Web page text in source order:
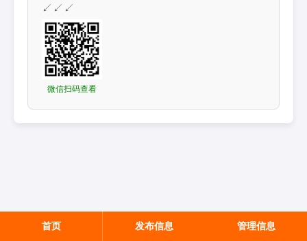
↙↙↙
微信扫码查看
首页 发布信息 管理信息